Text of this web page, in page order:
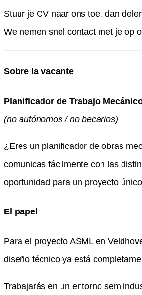
Stuur je CV naar ons toe, dan
We nemen snel contact met je op
Sobre la vacante
Planificador de Trabajo
(no autónomos / no becarios)
¿Eres un planificador de obras
comunicas fácilmente con las
oportunidad para un proyecto
El papel
Para el proyecto ASML en
diseño técnico ya está
Trabajarás en un entorno